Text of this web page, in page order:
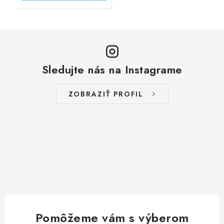
Sledujte nás na Instagrame
ZOBRAZIŤ PROFIL
Pomôžeme vám s výberom